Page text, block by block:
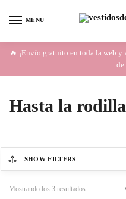
MENU
🔥 ¡Envío gratuito en toda la web y
de
Hasta la rodilla
SHOW FILTERS
Mostrando los 3 resultados